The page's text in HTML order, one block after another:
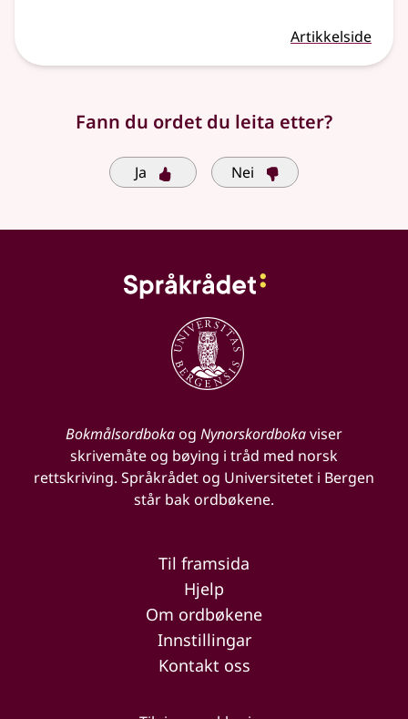
Artikkelside
Fann du ordet du leita etter?
Ja Nei
Bokmålsordbokaog Nynorskordbokaviser
skrivemåte og bøying i tråd med norsk
rettskriving. Språkrådet og Universitetet i Bergen
står bak ordbøkene.
Til framsida
Hjelp
Om ordbøkene
Innstillingar
Kontakt oss